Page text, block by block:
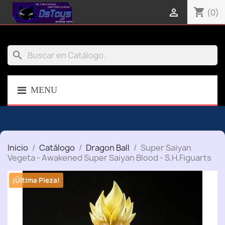
shopping_cart (0)

search
MENU
Inicio Catálogo Dragon Ball
Super Saiyan
Vegeta - Awakened Super Saiyan Blood - S.H.Figuarts
¡Última Pieza!